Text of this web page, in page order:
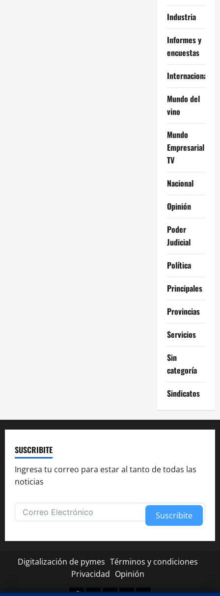
Industria
Informes y
encuestas
Internacional
Mundo del
vino
Mundo
Empresarial
TV
Nacional
Opinión
Poder
Judicial
Política
Principales
Provincias
Servicios
Sin
categoría
Sindicatos
SUSCRIBITE
Ingresa tu correo para estar al tanto de todas las
noticias
Suscribite
Digitalización de pymes Términos y condiciones
Privacidad Opinión
Facebook
TwitterLinkedinYoutubeInstagram